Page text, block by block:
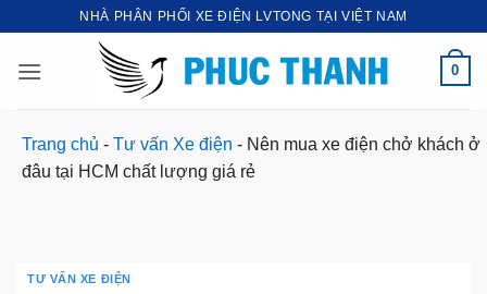
nội
NHÀ PHÂN PHỐI XE ĐIỆN LVTONG TẠI VIỆT NAM
0
Trang chủ - Tư vấn Xe điện - Nên mua xe điện chở khách ở
đâu tại HCM chất lượng giá rẻ
TƯ VẤN XE ĐIỆN